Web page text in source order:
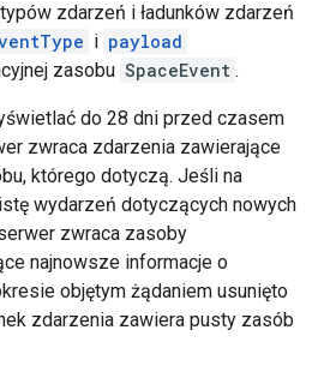
zdarzeń i ładunków zdarzeń
i payload
zasobu SpaceEvent .
do 28 dni przed czasem
zwraca zdarzenia zawierające
którego dotyczą. Jeśli na
wydarzeń dotyczących nowych
zwraca zasoby
najnowsze informacje o
objętym żądaniem usunięto
zdarzenia zawiera pusty zasób